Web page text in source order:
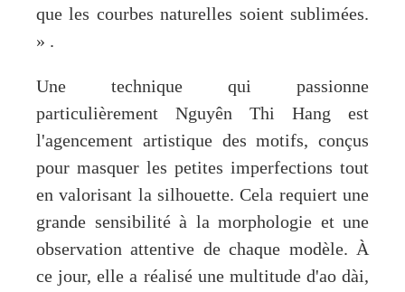
que les courbes naturelles soient sublimées.
» .
Une technique qui passionne
particulièrement Nguyên Thi Hang est
l'agencement artistique des motifs, conçus
pour masquer les petites imperfections tout
en valorisant la silhouette. Cela requiert une
grande sensibilité à la morphologie et une
observation attentive de chaque modèle. À
ce jour, elle a réalisé une multitude d'ao dài,